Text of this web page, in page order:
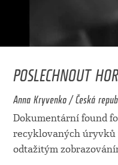
POSLECHNOUT
Anna Kryvenko / Česká
Dokumentární found
recyklovaných úryvků
odtažitým